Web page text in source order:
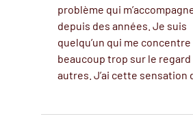
problème qui
depuis des années. Je suis
quelqu’un qui me concentre
beaucoup trop sur le regard
autres. J’ai cette sensation